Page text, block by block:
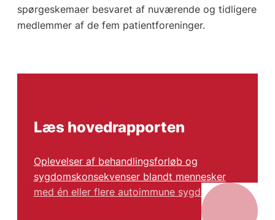
spørgeskemaer besvaret af nuværende og tidligere
medlemmer af de fem patientforeninger.
Læs hovedrapporten
Oplevelser af behandlingsforløb og
sygdomskonsekvenser blandt mennesker
med én eller flere autoimmune sygdomme